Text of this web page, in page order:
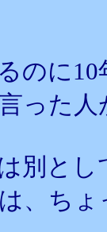
のに
った
別と
、ち